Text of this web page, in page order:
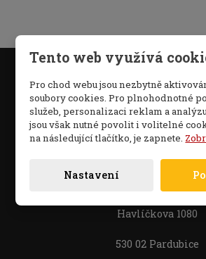
Hotel Staré
Pardubice
Havlíčkova 1080
530 02 Pardubice
Tento web využívá
Pro chod webu jsou nezbytně
soubory cookies. Pro plnohodnotné
služeb, personalizaci reklam a
jsou však nutné povolit i volitelné
na následující tlačítko, je zapnete.
Nastavení